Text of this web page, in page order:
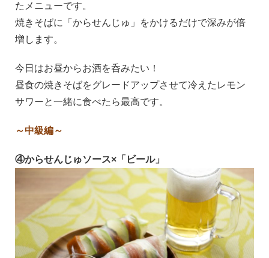
たメニューです。
焼きそばに「からせんじゅ」をかけるだけで深みが倍
増します。
今日はお昼からお酒を呑みたい！
昼食の焼きそばをグレードアップさせて冷えたレモン
サワーと一緒に食べたら最高です。
～中級編～
④からせんじゅソース×「ビール」